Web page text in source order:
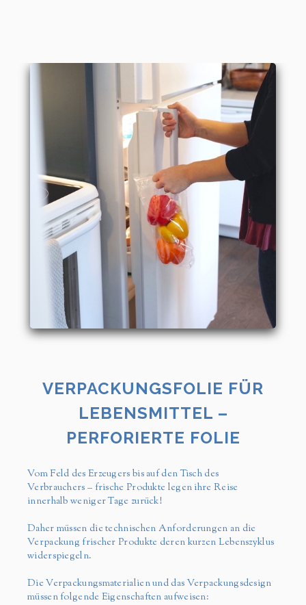
VERPACKUNGSFOLIE FÜR
LEBENSMITTEL –
PERFORIERTE FOLIE
Vom Feld des Erzeugers bis auf den Tisch des
Verbrauchers – frische Produkte legen ihre Reise
innerhalb weniger Tage zurück!
Daher müssen die technischen Anforderungen an die
Verpackung frischer Produkte deren kurzen Lebenszyklus
widerspiegeln.
Die Verpackungsmaterialien und das Verpackungsdesign
müssen folgende Eigenschaften aufweisen: